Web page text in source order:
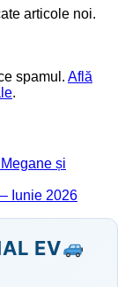
articole noi.
spamul. Află
.
și
Iunie 2026
EV